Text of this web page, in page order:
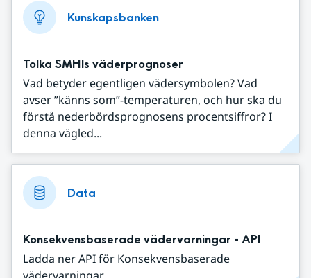
Kunskapsbanken
Tolka SMHIs väderprognoser
Vad betyder egentligen vädersymbolen? Vad
avser ”känns som”-temperaturen, och hur ska du
förstå nederbördsprognosens procentsiffror? I
denna vägled...
Data
Konsekvensbaserade vädervarningar - API
Ladda ner API för Konsekvensbaserade